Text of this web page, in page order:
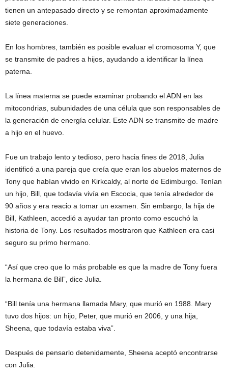
tienen un antepasado directo y se remontan aproximadamente
siete generaciones.
En los hombres, también es posible evaluar el cromosoma Y, que
se transmite de padres a hijos, ayudando a identificar la línea
paterna.
La línea materna se puede examinar probando el ADN en las
mitocondrias, subunidades de una célula que son responsables de
la generación de energía celular. Este ADN se transmite de madre
a hijo en el huevo.
Fue un trabajo lento y tedioso, pero hacia fines de 2018, Julia
identificó a una pareja que creía que eran los abuelos maternos de
Tony que habían vivido en Kirkcaldy, al norte de Edimburgo. Tenían
un hijo, Bill, que todavía vivía en Escocia, que tenía alrededor de
90 años y era reacio a tomar un examen. Sin embargo, la hija de
Bill, Kathleen, accedió a ayudar tan pronto como escuchó la
historia de Tony. Los resultados mostraron que Kathleen era casi
seguro su primo hermano.
“Así que creo que lo más probable es que la madre de Tony fuera
la hermana de Bill”, dice Julia.
“Bill tenía una hermana llamada Mary, que murió en 1988. Mary
tuvo dos hijos: un hijo, Peter, que murió en 2006, y una hija,
Sheena, que todavía estaba viva”.
Después de pensarlo detenidamente, Sheena aceptó encontrarse
con Julia.